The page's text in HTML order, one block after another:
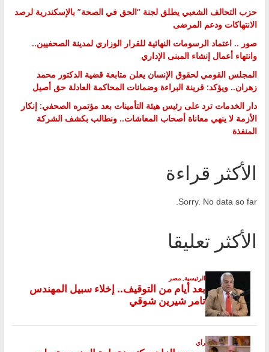
حزب التحالف الشعبي يطلق لجنة “الحق في الصحة” بالإسكندرية لرصد
الانتهاكات ودعم المرضى
صور .. اعتماد الرسومات النهائية للقرار الوزاري لمدينة الصحفيين..
وانتهاء أعمال إنشاء المبنى الإداري
المجلس القومي لحقوق الإنسان يعلن متابعة قضية الدكتور محمد
زهران.. ويؤكد: قرينة البراءة وضمانات المحاكمة العادلة حق أصيل
دار الخدمات ترد على رئيس هيئة التأمينات بعد مؤتمره الصحفي: إنكار
الأزمة لا ينهي معاناة أصحاب المعاشات.. ونطالب بكشف الشركة
المنفذة
الأكثر قراءة
Sorry. No data so far.
الأكثر تعليقا